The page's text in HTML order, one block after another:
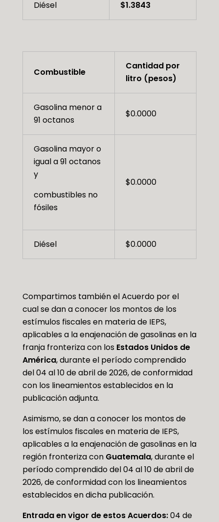
Diésel $1.3843
Combustible
Cantidad por
litro (pesos)
Gasolina menor a
91 octanos
$0.0000
Gasolina mayor o
igual a 91 octanos
y
combustibles no
fósiles
$0.0000
Diésel $0.0000
Compartimos también el Acuerdo por el
cual se dan a conocer los montos de los
estímulos fiscales en materia de IEPS,
aplicables a la enajenación de gasolinas en la
franja fronteriza con los Estados Unidos de
América, durante el período comprendido
del 04 al 10 de abril de 2026, de conformidad
con los lineamientos establecidos en la
publicación adjunta.
Asimismo, se dan a conocer los montos de
los estímulos fiscales en materia de IEPS,
aplicables a la enajenación de gasolinas en la
región fronteriza con Guatemala, durante el
período comprendido del 04 al 10 de abril de
2026, de conformidad con los lineamientos
establecidos en dicha publicación.
Entrada en vigor de estos Acuerdos:04 de